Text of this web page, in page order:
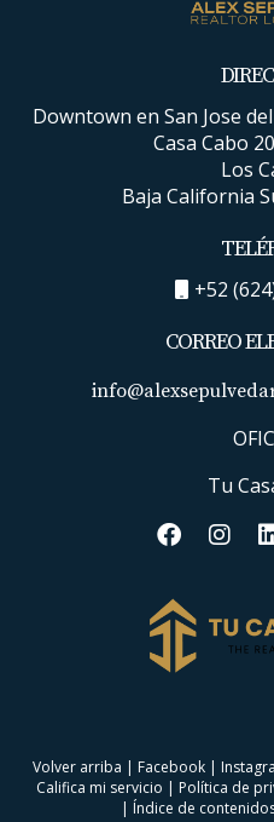
Arcos del Sol
Colonia Los
áreas más
Rancho San Lucas
Pueblo Bonito
¿Qué
SIENDO EL
Downtown en San Jose
Casa Cabo
Los
Baja California
+52
CORREO
Tu
Volver arriba | Facebook |
Califica mi servicio | Política de
| Índice de